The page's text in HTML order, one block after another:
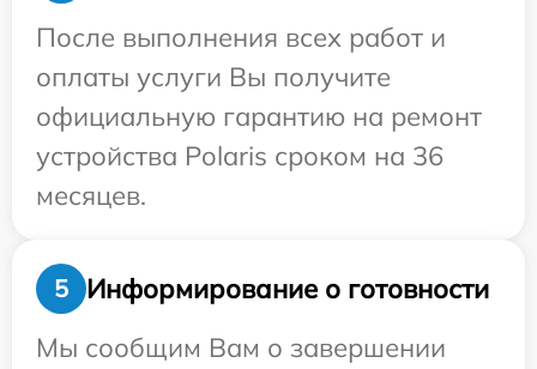
После выполнения всех работ и
оплаты услуги Вы получите
официальную гарантию на ремонт
устройства Polaris сроком на 36
месяцев.
5
Информирование о готовности
Мы сообщим Вам о завершении